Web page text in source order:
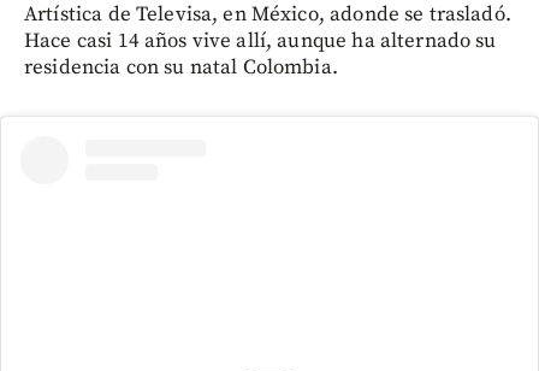
Artística de Televisa, en México, adonde se trasladó.
Hace casi 14 años vive allí, aunque ha alternado su
residencia con su natal Colombia.